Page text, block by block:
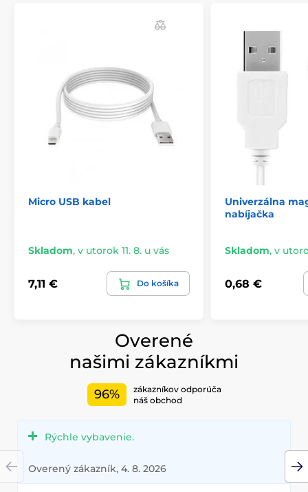
Micro USB kabel
Skladom, v utorok 11. 8. u vás
7,11 € Do košíka
Univerzálna
nabíjačka
Skladom, v
0,68 €
Overené
našimi zákazníkmi
96%
zákazníkov odporúča
náš obchod
Rýchle vybavenie.
Overený zákazník, 4. 8. 2026